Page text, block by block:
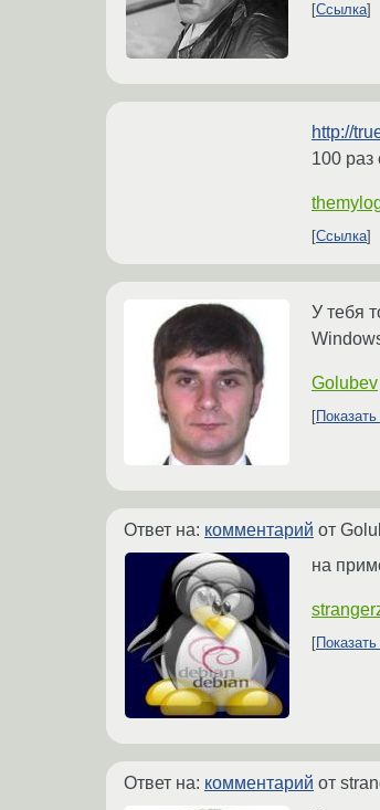
Ссылка
http://
100 раз
Ссылка
У тебя
Golubev
Ответ на: комментарий от
на
Ответ на: комментарий от